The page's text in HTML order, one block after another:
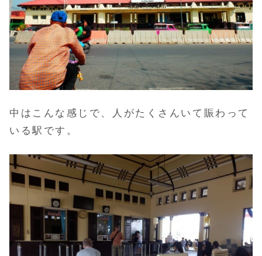
中はこんな感じで、人がたくさんいて賑わって
いる駅です。